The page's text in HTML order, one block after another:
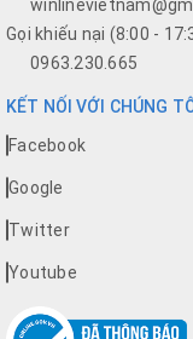
Gọi khiếu nại (8:00 -
0963.230.665
KẾT NỐI VỚI CHÚNG
Facebook
Google
Twitter
Youtube